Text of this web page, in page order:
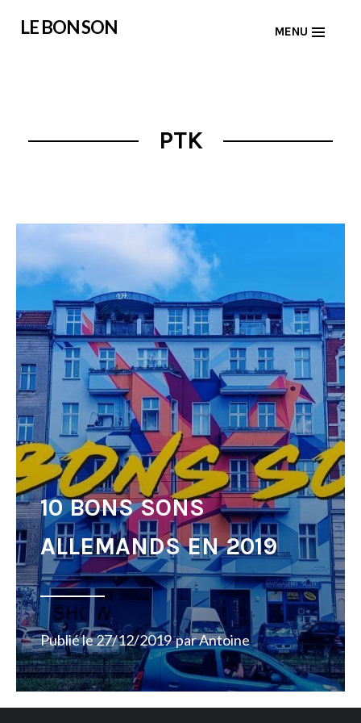
LE BON SON MENU
PTK
10 BONS SONS
ALLEMANDS EN 2019
Publié le27/12/2019 parAntoine